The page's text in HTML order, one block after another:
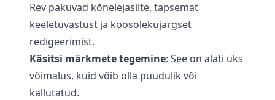
Rev pakuvad kõnelejasilte, täpsemat
keeletuvastust ja koosolekujärgset
redigeerimist.
Käsitsi märkmete tegemine: See on alati üks
võimalus, kuid võib olla puudulik või
kallutatud.